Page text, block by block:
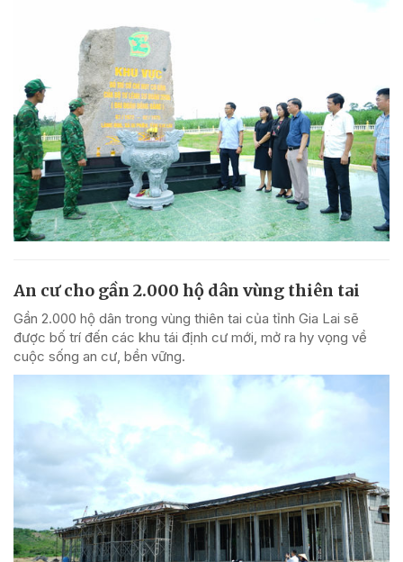
An cư cho gần 2.000 hộ dân vùng thiên tai
Gần 2.000 hộ dân trong vùng thiên tai của tỉnh Gia Lai sẽ
được bố trí đến các khu tái định cư mới, mở ra hy vọng về
cuộc sống an cư, bền vững.